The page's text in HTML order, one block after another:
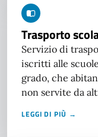
Trasporto
Servizio di
iscritti alle
grado, che
non servite da
LEGGI DI PIÙ →